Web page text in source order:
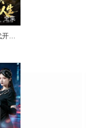
全集
我在九零年代开启修仙人生